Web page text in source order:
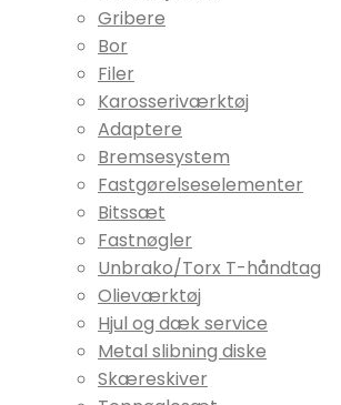
Gribere
Bor
Filer
Karosseriværktøj
Adaptere
Bremsesystem
Fastgørelseselementer
Bitssæt
Fastnøgler
Unbrako/Torx T-håndtag
Olieværktøj
Hjul og dæk service
Metal slibning diske
Skæreskiver